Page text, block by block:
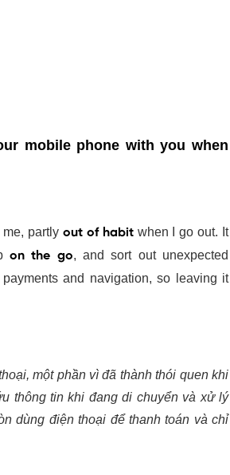
on the go, and sort out unexpected
and navigation, so leaving it
thông tin khi đang di chuyển và xử
dùng điện thoại để thanh toán và